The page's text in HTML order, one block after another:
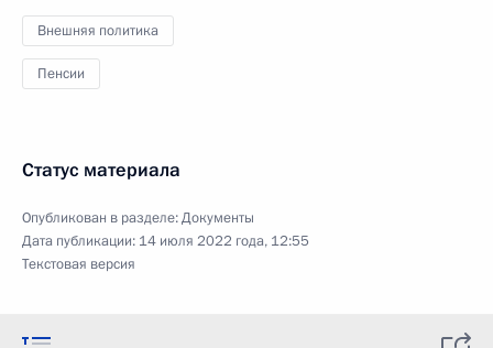
Внешняя политика
Пенсии
Статус материала
Опубликован в разделе:Документы
Дата публикации: 14 июля 2022 года, 12:55
Текстовая версия